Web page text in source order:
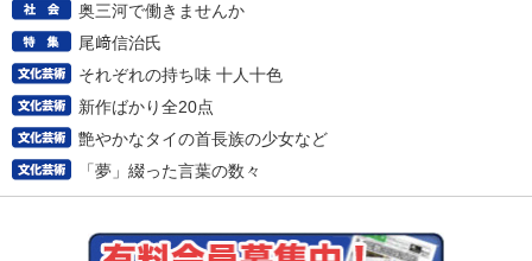
奥三河で働きませんか
尾﨑信治氏
それぞれの持ち味 十人十色
新作ばかり全20点
艶やかなタイの首長族の少女など
「夢」綴った言葉の数々